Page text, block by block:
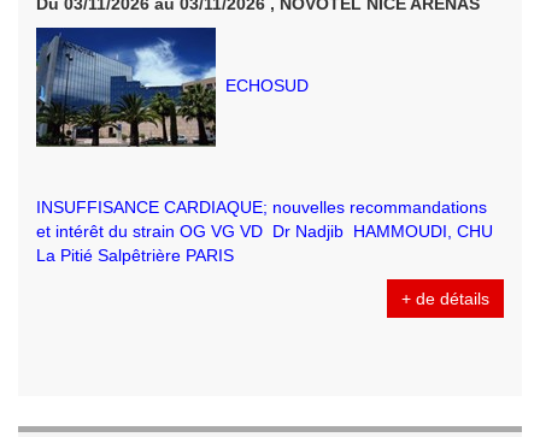
ECHOSUD
INSUFFISANCE CARDIAQUE; nouvelles recommandations
et intérêt du strain OG VG VD Dr Nadjib HAMMOUDI, CHU
La Pitié Salpêtrière PARIS
+ de détails